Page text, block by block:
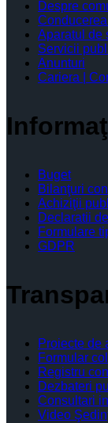
Despre
Aparatul de
Servicii
Anunturi
Cariera |
Buget
Bilanţuri
Achiziţii
Declaratii
Formulare
GDPR
Proiecte de
Formular
Registru
Dezbateri
Consultari
Video